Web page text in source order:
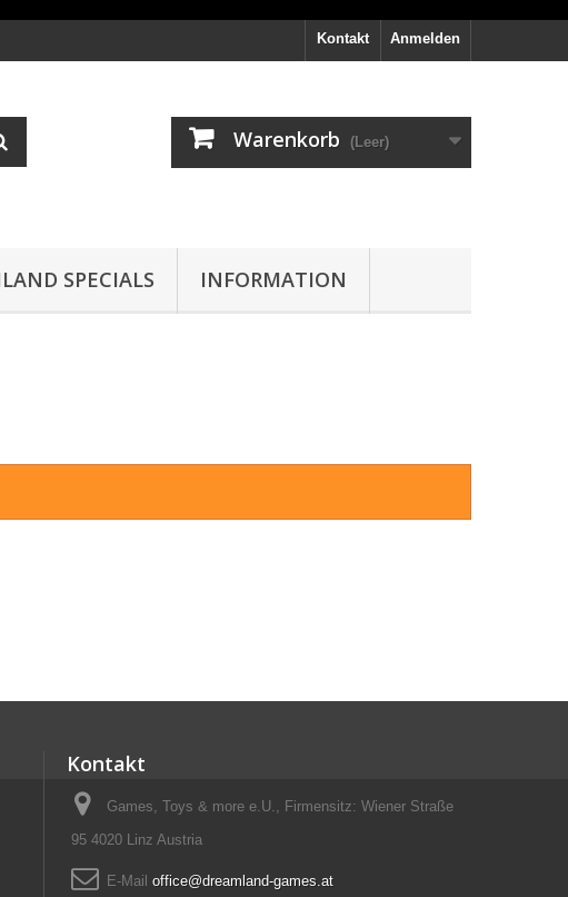
Anmelden
Kontakt
Warenkorb (Leer)
SPECIALS INFORMATION
Kontakt
Games, Toys & more e.U., Firmensitz: Wiener Straße
95 4020 Linz Austria
E-Mail office@dreamland-games.at